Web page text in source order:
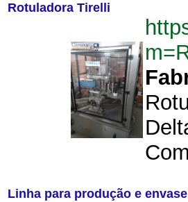
Rotuladora Tirelli
Linha para produção e